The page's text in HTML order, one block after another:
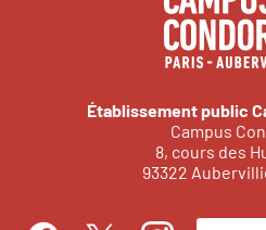
Établissement public
Campus
8, cours des
93322